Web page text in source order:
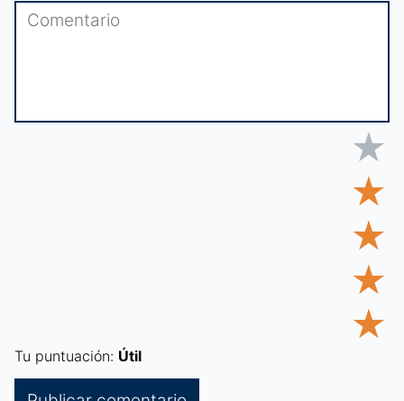
★
★
★
★
★
Tu puntuación: Útil